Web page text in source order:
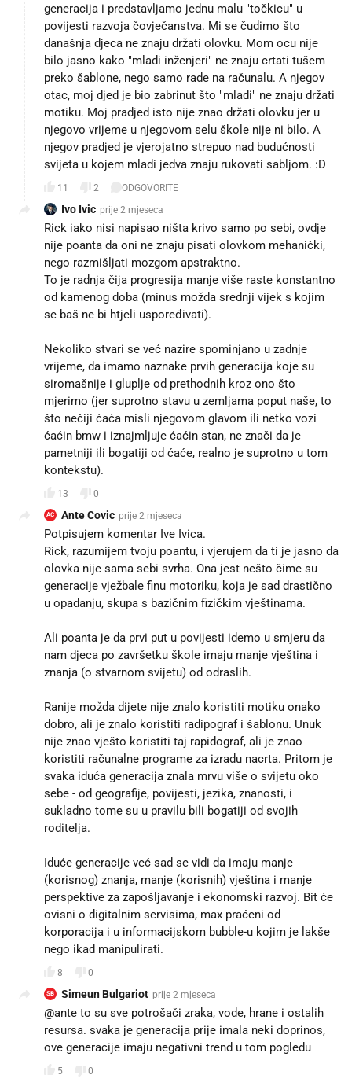
generacija i predstavljamo jednu malu "točkicu" u
povijesti razvoja čovječanstva. Mi se čudimo što
današnja djeca ne znaju držati olovku. Mom ocu nije
bilo jasno kako "mladi inženjeri" ne znaju crtati tušem
preko šablone, nego samo rade na računalu. A njegov
otac, moj djed je bio zabrinut što "mladi" ne znaju držati
motiku. Moj pradjed isto nije znao držati olovku jer u
njegovo vrijeme u njegovom selu škole nije ni bilo. A
njegov pradjed je vjerojatno strepuo nad budućnosti
svijeta u kojem mladi jedva znaju rukovati sabljom. :D
11 2 ODGOVORITE
Ivo Ivic prije 2 mjeseca
Rick iako nisi napisao ništa krivo samo po sebi, ovdje
nije poanta da oni ne znaju pisati olovkom mehanički,
nego razmišljati mozgom apstraktno.
To je radnja čija progresija manje više raste konstantno
od kamenog doba (minus možda srednji vijek s kojim
se baš ne bi htjeli uspoređivati).
Nekoliko stvari se već nazire spominjano u zadnje
vrijeme, da imamo naznake prvih generacija koje su
siromašnije i gluplje od prethodnih kroz ono što
mjerimo (jer suprotno stavu u zemljama poput naše, to
što nečiji ćaća misli njegovom glavom ili netko vozi
ćaćin bmw i iznajmljuje ćaćin stan, ne znači da je
pametniji ili bogatiji od ćaće, realno je suprotno u tom
kontekstu).
13 0
AC Ante Covic prije 2 mjeseca
Potpisujem komentar Ive Ivica.
Rick, razumijem tvoju poantu, i vjerujem da ti je jasno da
olovka nije sama sebi svrha. Ona jest nešto čime su
generacije vježbale finu motoriku, koja je sad drastično
u opadanju, skupa s bazičnim fizičkim vještinama.
Ali poanta je da prvi put u povijesti idemo u smjeru da
nam djeca po završetku škole imaju manje vještina i
znanja (o stvarnom svijetu) od odraslih.
Ranije možda dijete nije znalo koristiti motiku onako
dobro, ali je znalo koristiti radipograf i šablonu. Unuk
nije znao vješto koristiti taj rapidograf, ali je znao
koristiti računalne programe za izradu nacrta. Pritom je
svaka iduća generacija znala mrvu više o svijetu oko
sebe - od geografije, povijesti, jezika, znanosti, i
sukladno tome su u pravilu bili bogatiji od svojih
roditelja.
Iduće generacije već sad se vidi da imaju manje
(korisnog) znanja, manje (korisnih) vještina i manje
perspektive za zapošljavanje i ekonomski razvoj. Bit će
ovisni o digitalnim servisima, max praćeni od
korporacija i u informacijskom bubble-u kojim je lakše
nego ikad manipulirati.
8 0
SB Simeun Bulgariot prije 2 mjeseca
@ante to su sve potrošači zraka, vode, hrane i ostalih
resursa. svaka je generacija prije imala neki doprinos,
ove generacije imaju negativni trend u tom pogledu
5 0